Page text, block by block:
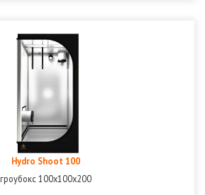
Hydro Shoot 100
гроубокс 100х100х200